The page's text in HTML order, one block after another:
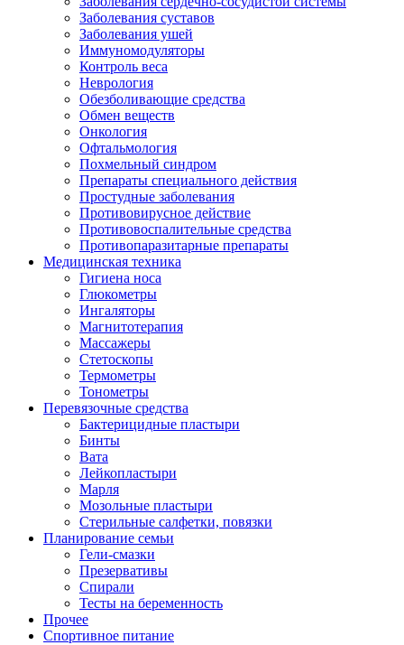
Заболевания суставов
Заболевания ушей
Иммуномодуляторы
Контроль веса
Неврология
Обезболивающие средства
Обмен веществ
Онкология
Офтальмология
Похмельный синдром
Препараты специального действия
Простудные заболевания
Противовирусное действие
Противовоспалительные средства
Противопаразитарные препараты
Медицинская техника
Гигиена носа
Глюкометры
Ингаляторы
Магнитотерапия
Массажеры
Стетоскопы
Термометры
Тонометры
Перевязочные средства
Бактерицидные пластыри
Бинты
Вата
Лейкопластыри
Марля
Мозольные пластыри
Стерильные салфетки, повязки
Планирование семьи
Гели-смазки
Презервативы
Спирали
Тесты на беременность
Прочее
Спортивное питание